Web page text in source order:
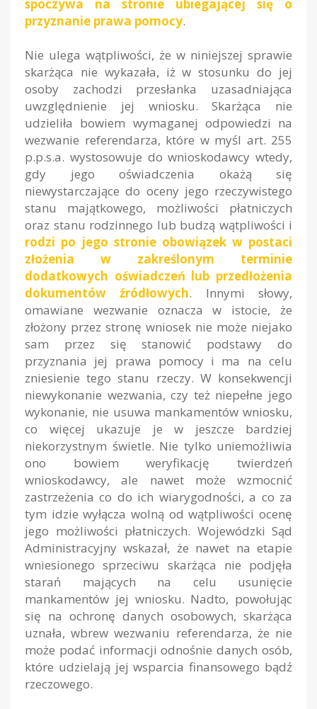
spoczywa na stronie ubiegającej się o
przyznanie prawa pomocy.
Nie ulega wątpliwości, że w niniejszej sprawie
skarżąca nie wykazała, iż w stosunku do jej
osoby zachodzi przesłanka uzasadniająca
uwzględnienie jej wniosku. Skarżąca nie
udzieliła bowiem wymaganej odpowiedzi na
wezwanie referendarza, które w myśl art. 255
p.p.s.a. wystosowuje do wnioskodawcy wtedy,
gdy jego oświadczenia okażą się
niewystarczające do oceny jego rzeczywistego
stanu majątkowego, możliwości płatniczych
oraz stanu rodzinnego lub budzą wątpliwości i
rodzi po jego stronie obowiązek w postaci
złożenia w zakreślonym terminie
dodatkowych oświadczeń lub przedłożenia
dokumentów źródłowych. Innymi słowy,
omawiane wezwanie oznacza w istocie, że
złożony przez stronę wniosek nie może niejako
sam przez się stanowić podstawy do
przyznania jej prawa pomocy i ma na celu
zniesienie tego stanu rzeczy. W konsekwencji
niewykonanie wezwania, czy też niepełne jego
wykonanie, nie usuwa mankamentów wniosku,
co więcej ukazuje je w jeszcze bardziej
niekorzystnym świetle. Nie tylko uniemożliwia
ono bowiem weryfikację twierdzeń
wnioskodawcy, ale nawet może wzmocnić
zastrzeżenia co do ich wiarygodności, a co za
tym idzie wyłącza wolną od wątpliwości ocenę
jego możliwości płatniczych. Wojewódzki Sąd
Administracyjny wskazał, że nawet na etapie
wniesionego sprzeciwu skarżąca nie podjęła
starań mających na celu usunięcie
mankamentów jej wniosku. Nadto, powołując
się na ochronę danych osobowych, skarżąca
uznała, wbrew wezwaniu referendarza, że nie
może podać informacji odnośnie danych osób,
które udzielają jej wsparcia finansowego bądź
rzeczowego.